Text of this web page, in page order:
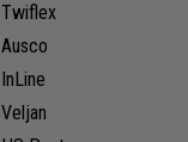
Twiflex
Ausco
InLine
Veljan